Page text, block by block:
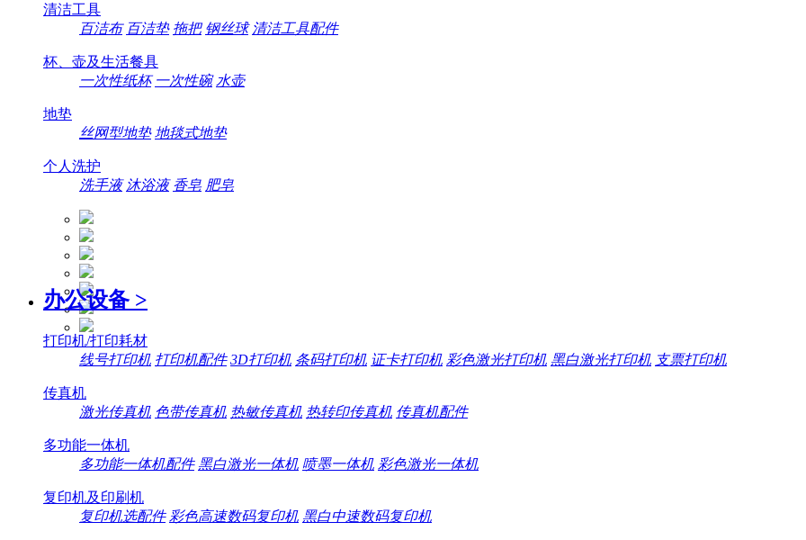
清洁工具
百洁布 百洁垫 拖把 钢丝球 清洁工具配件
杯、壶及生活餐具
一次性纸杯 一次性碗 水壶
地垫
丝网型地垫 地毯式地垫
个人洗护
洗手液 沐浴液 香皂 肥皂
办公设备 >
打印机/打印耗材
线号打印机 打印机配件 3D打印机 条码打印机 证卡打印机 彩色激光打印机 黑白激光打印机 支票打印机
传真机
激光传真机 色带传真机 热敏传真机 热转印传真机 传真机配件
多功能一体机
多功能一体机配件 黑白激光一体机 喷墨一体机 彩色激光一体机
复印机及印刷机
复印机选配件 彩色高速数码复印机 黑白中速数码复印机